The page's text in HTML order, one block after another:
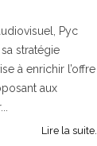
Pyc
stratégie
à enrichir l’offre
aux
Lire la suite...